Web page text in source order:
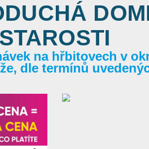
STAROSTI
na hřbitovech v
dle termínů